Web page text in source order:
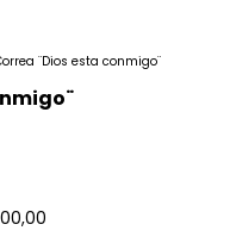
¨Dios esta conmigo¨